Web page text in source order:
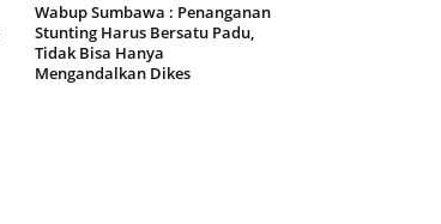
Wabup Sumbawa : Penanganan
Stunting Harus Bersatu Padu,
Tidak Bisa Hanya
Mengandalkan Dikes